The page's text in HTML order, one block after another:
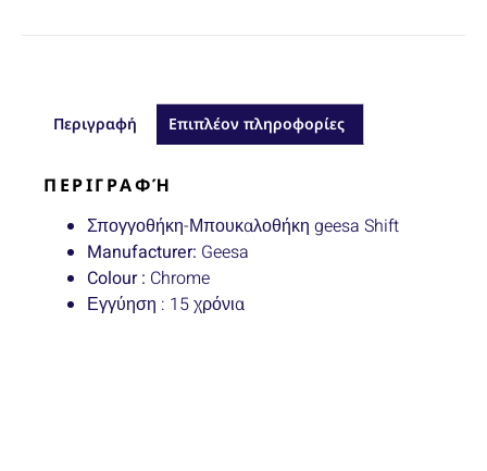
Περιγραφή Επιπλέον πληροφορίες
ΠΕΡΙΓΡΑΦΉ
Σπογγοθήκη-Μπουκαλοθήκη geesa Shift
Manufacturer: Geesa
Colour : Chrome
Εγγύηση : 15 χρόνια